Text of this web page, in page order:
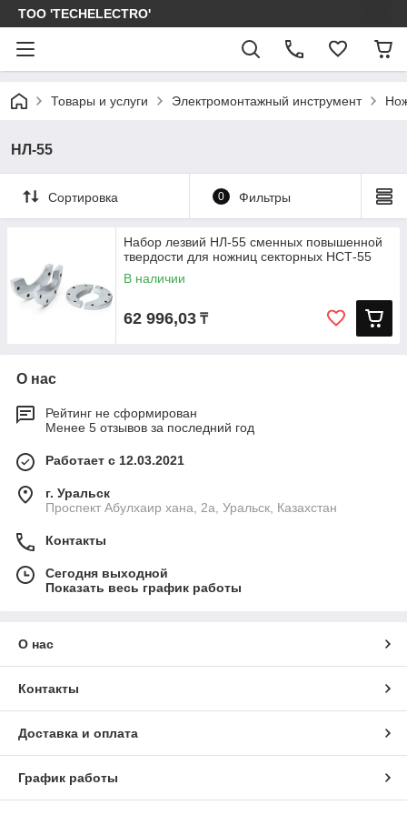
ТОО 'TECHELECTRO'
Товары и услуги Электромонтажный инструмент
НЛ-55
Сортировка 0 Фильтры
Набор лезвий НЛ-55 сменных повышенной
твердости для ножниц секторных НСТ-55
В наличии
62 996,03 ₸
О нас
Рейтинг не сформирован
Менее 5 отзывов за последний год
Работает с 12.03.2021
г. Уральск
Проспект Абулхаир хана, 2а, Уральск, Казахстан
Контакты
Сегодня выходной
Показать весь график работы
О нас
Контакты
Доставка и оплата
График работы